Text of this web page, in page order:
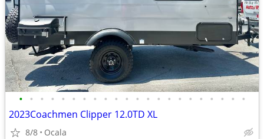
• • • • • • • • • • • • • • • • • • • • • •
2023Coachmen Clipper 12.0TD XL
8/8 Ocala